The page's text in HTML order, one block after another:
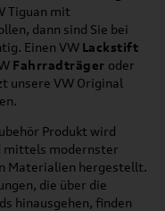
Tiguan mit
dann sind Sie bei
Einen VW Lackstift
Fahrradträger oder
unsere VW Original
Produkt wird
mittels modernster
Materialien hergestellt.
die über die
hinausgehen, finden